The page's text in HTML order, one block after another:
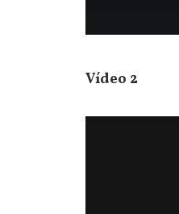
Vídeo 2